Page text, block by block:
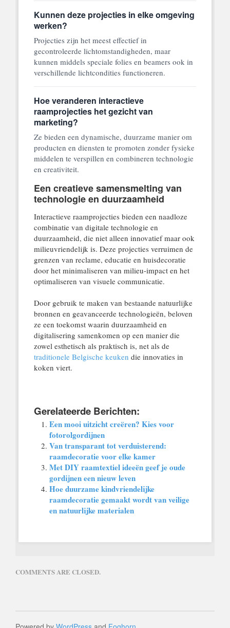
Kunnen deze projecties in elke omgeving
werken?
Projecties zijn het meest effectief in
gecontroleerde lichtomstandigheden, maar
kunnen middels speciale folies en beamers ook in
verschillende lichtcondities functioneren.
Hoe veranderen interactieve
raamprojecties het gezicht van
marketing?
Ze bieden een dynamische, duurzame manier om
producten en diensten te promoten zonder fysieke
middelen te verspillen en combineren technologie
en creativiteit.
Een creatieve samensmelting van
technologie en duurzaamheid
Interactieve raamprojecties bieden een naadloze
combinatie van digitale technologie en
duurzaamheid, die niet alleen innovatief maar ook
milieuvriendelijk is. Deze projecties verruimen de
grenzen van reclame, educatie en huisdecoratie
door het minimaliseren van milieu-impact en het
optimaliseren van visuele communicatie.
Door gebruik te maken van bestaande natuurlijke
bronnen en geavanceerde technologieën, beloven
ze een toekomst waarin duurzaamheid en
digitalisering samenkomen op een manier die
zowel esthetisch als praktisch is, net als de
traditionele Belgische keuken die innovaties in
koken viert.
Gerelateerde Berichten:
Een mooi uitzicht creëren? Kies voor
fotorolgordijnen
Van transparant tot verduisterend:
raamdecoratie voor elke kamer
Met DIY raamtextiel ideeën geef je oude
gordijnen een nieuw leven
Hoe duurzame kindvriendelijke
raamdecoratie gemaakt wordt van veilige
en natuurlijke materialen
COMMENTS ARE CLOSED.